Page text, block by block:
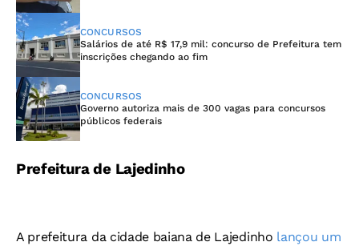
CONCURSOS
Salários de até R$ 17,9 mil: concurso de Prefeitura tem
inscrições chegando ao fim
CONCURSOS
Governo autoriza mais de 300 vagas para concursos
públicos federais
Prefeitura de Lajedinho
A prefeitura da cidade baiana de Lajedinho lançou um